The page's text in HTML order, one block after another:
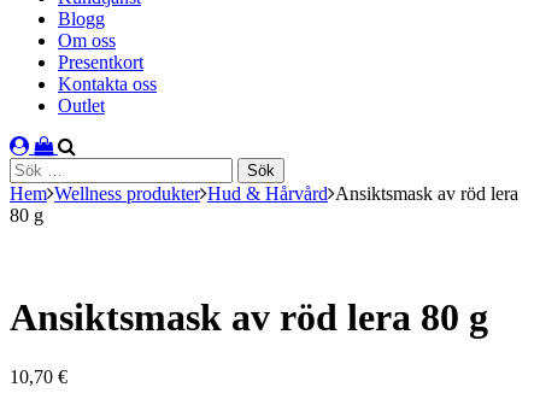
Blogg
Om oss
Presentkort
Kontakta oss
Outlet
Sök
efter:
Hem Wellness produkter Hud & Hårvård Ansiktsmask av röd lera
80 g
Ansiktsmask av röd lera 80 g
10,70 €